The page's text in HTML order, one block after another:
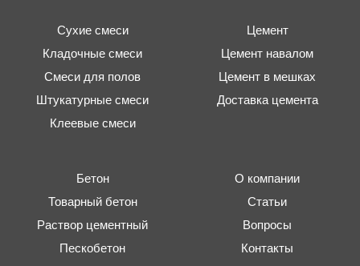
Сухие смеси
Кладочные смеси
Смеси для полов
Штукатурные смеси
Клеевые смеси
Цемент
Цемент навалом
Цемент в мешках
Доставка цемента
Бетон
Товарный бетон
Раствор цементный
Пескобетон
О компании
Статьи
Вопросы
Контакты